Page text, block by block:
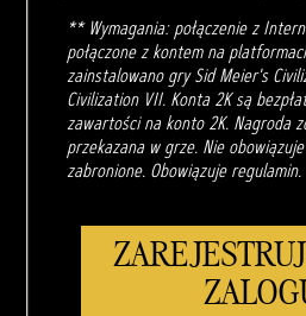
** Wymagania: połączenie z
połączone z kontem na
zainstalowano gry Sid Meier's
Civilization VII. Konta 2K są
zawartości na konto 2K. Nagroda
przekazana w grze. Nie
zabronione. Obowiązuje regulamin.